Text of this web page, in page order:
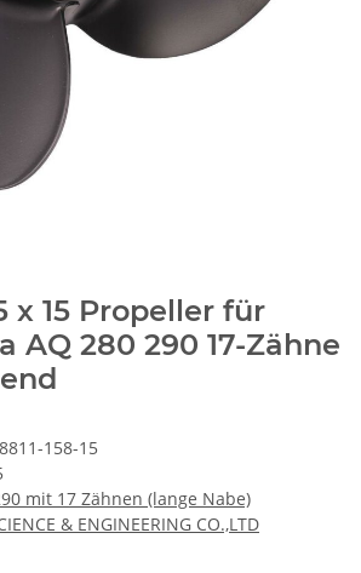
x 15 Propeller für
AQ 280 290 17-Zähne
158-15
mit 17 Zähnen (lange Nabe)
& ENGINEERING CO.,LTD